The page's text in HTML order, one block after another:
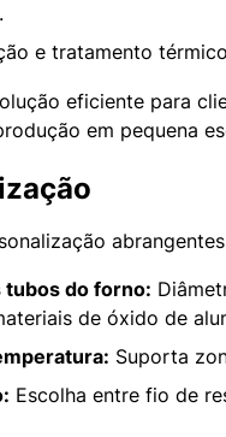
e tratamento
eficiente para
em pequena
tubos do forno:
de óxido de
Suporta
Escolha entre fio de
cerâmica
de aquecimento SiC,
personalizável ou gás
tratamento térmico,